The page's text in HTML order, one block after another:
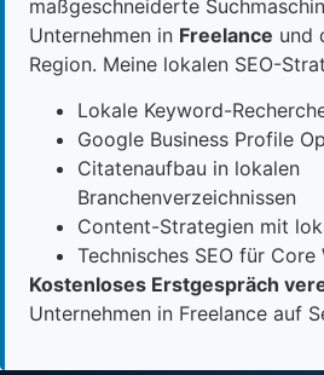
maßgeschneiderte
Unternehmen in Freelance und
Region. Meine lokalen SEO-
Lokale Keyword-
Google Business Profile
Citatenaufbau in lokalen
Branchenverzeichnissen
Content-Strategien mit
Technisches SEO für Core
Kostenloses Erstgespräch
Unternehmen in Freelance auf